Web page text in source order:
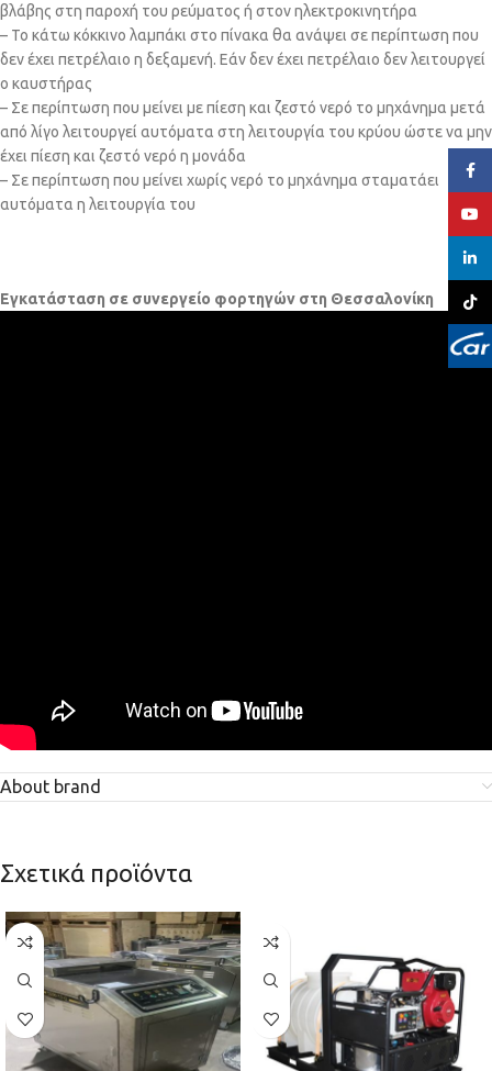
βλάβης στη παροχή του ρεύματος ή στον ηλεκτροκινητήρα
– Το κάτω κόκκινο λαμπάκι στο πίνακα θα ανάψει σε περίπτωση που
δεν έχει πετρέλαιο η δεξαμενή. Εάν δεν έχει πετρέλαιο δεν λειτουργεί
ο καυστήρας
– Σε περίπτωση που μείνει με πίεση και ζεστό νερό το μηχάνημα μετά
από λίγο λειτουργεί αυτόματα στη λειτουργία του κρύου ώστε να μην
έχει πίεση και ζεστό νερό η μονάδα
– Σε περίπτωση που μείνει χωρίς νερό το μηχάνημα σταματάει
αυτόματα η λειτουργία του
Εγκατάσταση σε συνεργείο φορτηγών στη Θεσσαλονίκη
About brand
Σχετικά προϊόντα